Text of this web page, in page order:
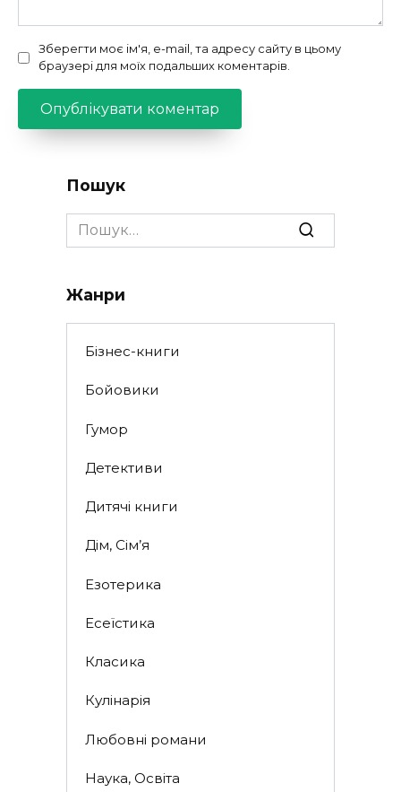
Зберегти моє ім'я, e-mail, та адресу сайту в цьому
браузері для моїх подальших коментарів.
Пошук
Search
for:
Жанри
Бізнес-книги
Бойовики
Гумор
Детективи
Дитячі книги
Дім, Сім’я
Езотерика
Есеїстика
Класика
Кулінарія
Любовні романи
Наука, Освіта